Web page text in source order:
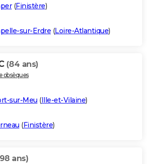
(Finistère)
sur-Erdre (Loire-Atlantique)
(84 ans)
obsèques
sur-Meu (Ille-et-Vilaine)
(Finistère)
ans)